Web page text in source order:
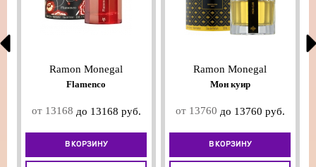
Ramon Monegal
Flamenco
от 13168 до 13168 руб.
В КОРЗИНУ
Ramon Monegal
Мон куир
от 13760 до 13760 руб.
В КОРЗИНУ